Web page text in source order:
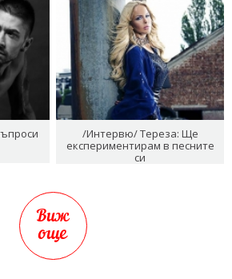
/Интервю/ Тереза: Ще
експериментирам в песните
си
Виж
още